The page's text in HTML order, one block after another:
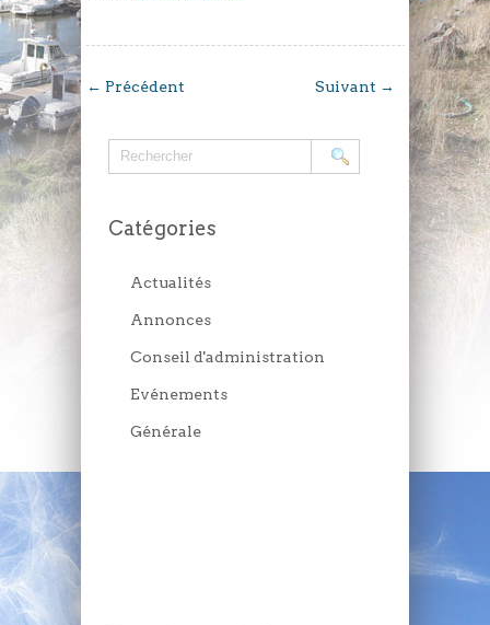
← Précédent Suivant →
Catégories
Actualités
Annonces
Conseil d'administration
Evénements
Générale